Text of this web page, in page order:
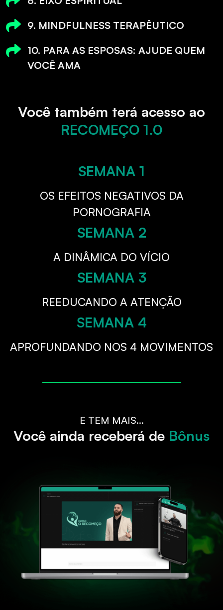
9. MINDFULNESS TERAPÊUTICO
10. PARA AS ESPOSAS: AJUDE QUEM
VOCÊ AMA
Você também terá acesso ao
RECOMEÇO 1.0
SEMANA 1
OS EFEITOS NEGATIVOS DA
PORNOGRAFIA
SEMANA 2
A DINÂMICA DO VÍCIO
SEMANA 3
REEDUCANDO A ATENÇÃO
SEMANA 4
APROFUNDANDO NOS 4 MOVIMENTOS
E TEM MAIS...
Você ainda receberá de Bônus